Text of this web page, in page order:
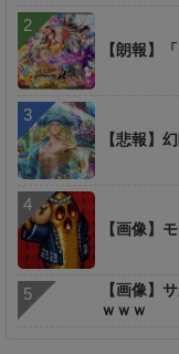
【朗報】
【悲報】
【画像】
【画像】
ｗｗｗ